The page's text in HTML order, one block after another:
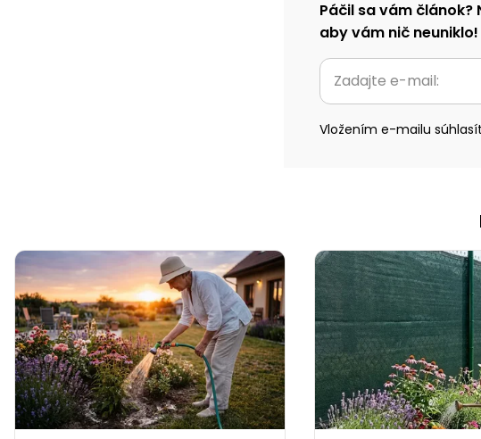
Páčil sa vám
aby vám nič neuniklo!
Vložením e-mailu